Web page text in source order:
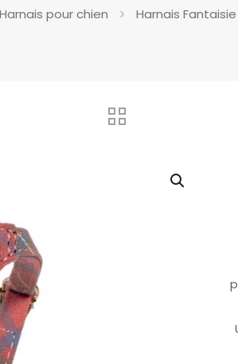
Harnais pour chien Harnais Fantaisie